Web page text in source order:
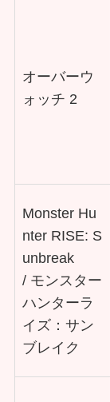
オーバーウ
ォッチ 2
Monster Hu
nter RISE: S
unbreak
/ モンスター
ハンターラ
イズ：サン
ブレイク